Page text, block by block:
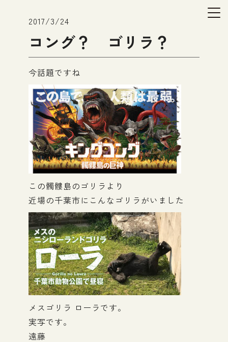
2017/3/24
コング？ ゴリラ？
今話題ですね
この髑髏島のゴリラより
近場の千葉市にこんなゴリラがいました
メスゴリラ ローラです。
実写です。
遠藤